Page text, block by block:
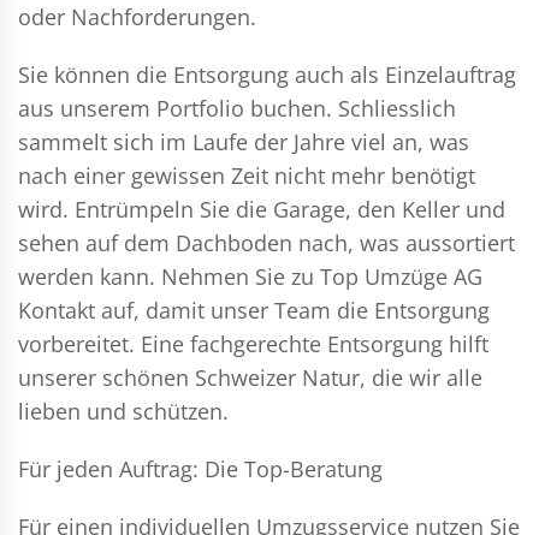
oder Nachforderungen.
Sie können die Entsorgung auch als Einzelauftrag
aus unserem Portfolio buchen. Schliesslich
sammelt sich im Laufe der Jahre viel an, was
nach einer gewissen Zeit nicht mehr benötigt
wird. Entrümpeln Sie die Garage, den Keller und
sehen auf dem Dachboden nach, was aussortiert
werden kann. Nehmen Sie zu Top Umzüge AG
Kontakt auf, damit unser Team die Entsorgung
vorbereitet. Eine fachgerechte Entsorgung hilft
unserer schönen Schweizer Natur, die wir alle
lieben und schützen.
Für jeden Auftrag: Die Top-Beratung
Für einen individuellen Umzugsservice nutzen Sie